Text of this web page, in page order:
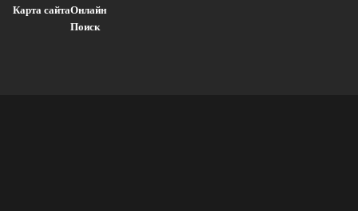
Карта сайтаОнлайн
Поиск